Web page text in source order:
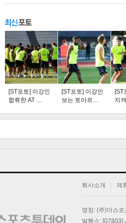
스북 터 공 오톡 공유 버블
주요뉴스
탑뉴스
연예
[ST포토] 이강인
합류한 AT …
[ST포토] 이강인
보는 토마르…
[ST
지
회사소개 제
명칭: (주)더스포
발행소: [07803]